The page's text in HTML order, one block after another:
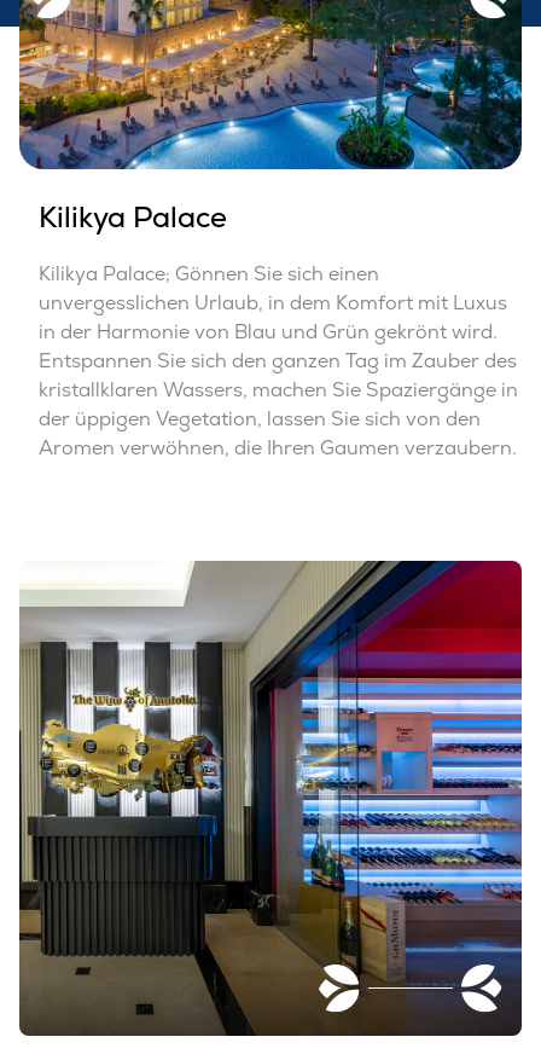
Kilikya Palace
Kilikya Palace; Gönnen Sie sich einen
unvergesslichen Urlaub, in dem Komfort mit Luxus
in der Harmonie von Blau und Grün gekrönt wird.
Entspannen Sie sich den ganzen Tag im Zauber des
kristallklaren Wassers, machen Sie Spaziergänge in
der üppigen Vegetation, lassen Sie sich von den
Aromen verwöhnen, die Ihren Gaumen verzaubern.